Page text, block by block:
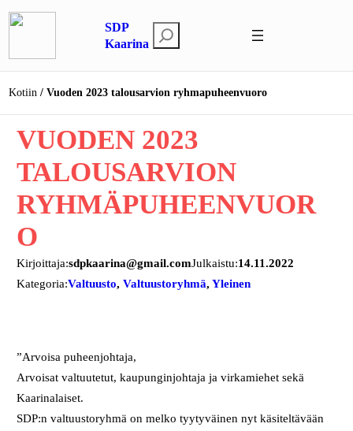
Siirry
sisältöön
SDP
Kaarina
t
s
i
Kotiin Vuoden 2023 talousarvion ryhmapuheenvuoro
VUODEN 2023
TALOUSARVION
RYHMÄPUHEENVUOR
O
Kirjoittaja:sdpkaarina@gmail.comJulkaistu:14.11.2022
Kategoria:Valtuusto, Valtuustoryhmä, Yleinen
”Arvoisa puheenjohtaja,
Arvoisat valtuutetut, kaupunginjohtaja ja virkamiehet sekä
Kaarinalaiset.
SDP:n valtuustoryhmä on melko tyytyväinen nyt käsiteltävään